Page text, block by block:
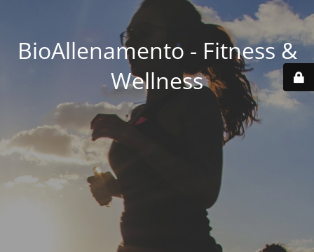
BioAllenamento - Fitness &
Wellness